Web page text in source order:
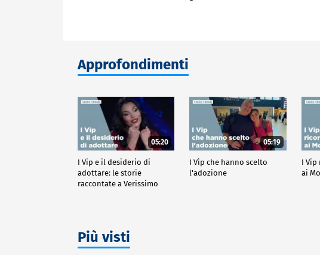
Approfondimenti
05:20
I Vip e il desiderio di
adottare: le storie
raccontate a Verissimo
05:19
I Vip che hanno scelto
l'adozione
I
ai
Più visti